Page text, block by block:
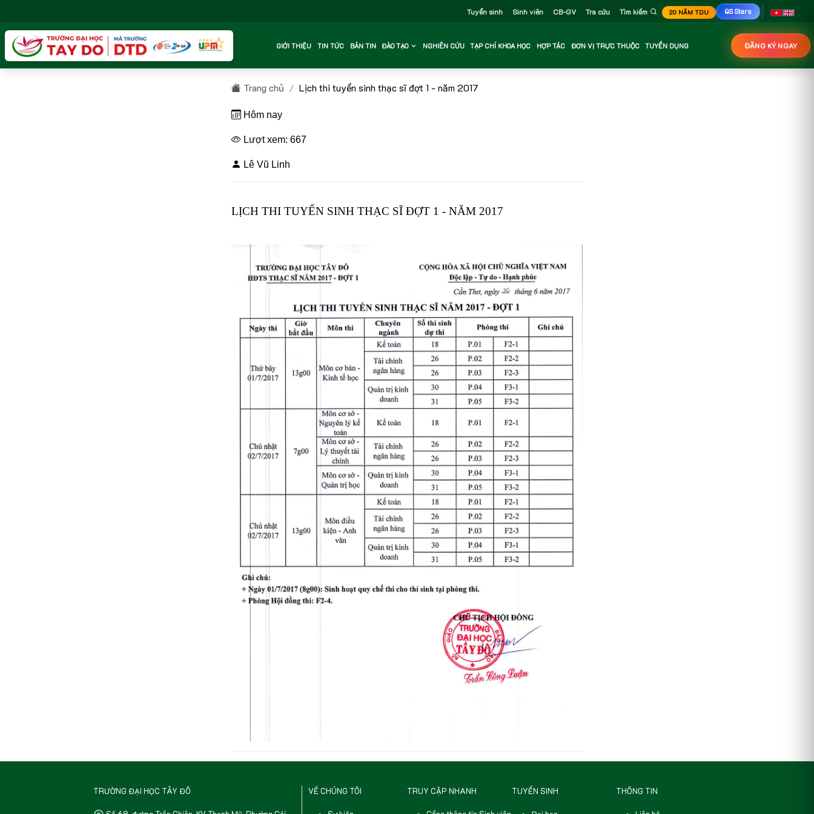
Tuyển sinh Sinh viên CB-GV Tra cứu Tìm kiếm 20 NĂM TDU QS Stars
GIỚI THIỆU TIN TỨC BẢN TIN ĐÀO TẠO NGHIÊN CỨU TẠP CHÍ KHOA HỌC HỢP TÁC ĐƠN VỊ TRỰC THUỘC TUYỂN DỤNG ĐĂNG KÝ NGAY
Trang chủ Lịch thi tuyển sinh thạc sĩ đợt 1 - năm 2017
Hôm nay
Lượt xem: 667
Lê Vũ Linh
LỊCH THI TUYỂN SINH THẠC SĨ ĐỢT 1 - NĂM 2017
TRƯỜNG ĐẠI HỌC TÂY ĐÔ VỀ CHÚNG TÔI TRUY CẬP NHANH TUYỂN SINH THÔNG TIN